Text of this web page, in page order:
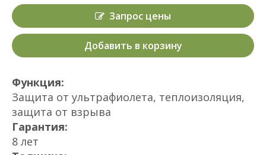
Запрос цены
Добавить в корзину
Функция:
Защита от ультрафиолета, теплоизоляция,
защита от взрыва
Гарантия:
8 лет